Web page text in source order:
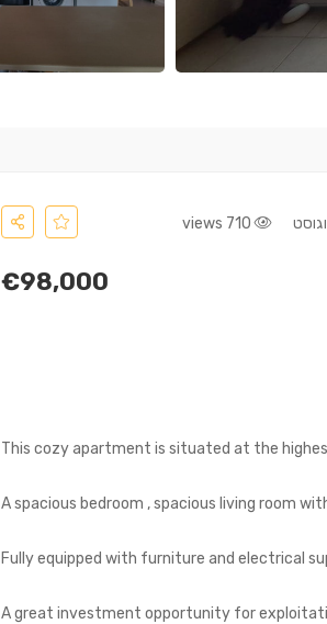
710 views
€98,000
This cozy apartment is situated at the
A spacious bedroom , spacious living room
Fully equipped with furniture and electrical
A great investment opportunity for